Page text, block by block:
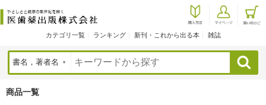
カテゴリ一覧 ランキング 新刊・これから出る本 雑誌
検索
商品一覧